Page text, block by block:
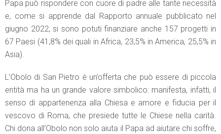
Papa può rispondere con cuore di padre alle tante necessità
e, come si apprende dal Rapporto annuale pubblicato nel
giugno 2022, si sono potuti finanziare anche 157 progetti in
67 Paesi (41,8% dei quali in Africa, 23,5% in America, 25,5% in
Asia).
L’Obolo di San Pietro è un’offerta che può essere di piccola
entità ma ha un grande valore simbolico: manifesta, infatti, il
senso di appartenenza alla Chiesa e amore e fiducia per il
vescovo di Roma, che presiede tutte le Chiese nella carità.
Chi dona all’Obolo non solo aiuta il Papa ad aiutare chi soffre,